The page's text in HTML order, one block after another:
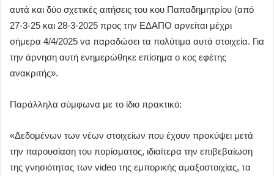
αυτά και δύο σχετικές αιτήσεις του κου Παπαδημητρίου (από
27-3-25 και 28-3-2025 προς την ΕΔΑΠΟ αρνείται μέχρι
σήμερα 4/4/2025 να παραδώσει τα πολύτιμα αυτά στοιχεία. Για
την άρνηση αυτή ενημερώθηκε επίσημα ο κος εφέτης
ανακριτής».
Παράλληλα σύμφωνα με το ίδιο πρακτικό:
«Δεδομένων των νέων στοιχείων που έχουν προκύψει μετά
την παρουσίαση του πορίσματος, ιδιαίτερα την επιβεβαίωση
της γνησιότητας των video της εμπορικής αμαξοστοιχίας, τα